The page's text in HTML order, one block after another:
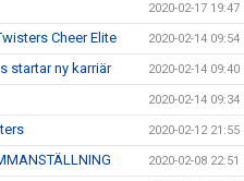
2020-02-17 19:47
Cheer Elite 2020-02-14 09:54
startar ny karriär 2020-02-14 09:40
2020-02-14 09:34
2020-02-12 21:55
2020-02-08 22:51